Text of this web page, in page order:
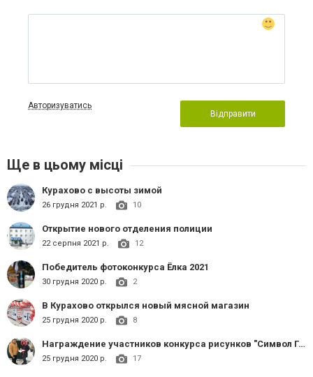
Авторизуватись
Відправити
Ще в цьому місці
Курахово с высоты зимой
26 грудня 2021 р. 10
Открытие нового отделения полиции
22 серпня 2021 р. 12
Победитель фотоконкурса Ёлка 2021
30 грудня 2020 р. 2
В Курахово открылся новый мясной магазин
25 грудня 2020 р. 8
Награждение участников конкурса рисунков "Символ Года 2021"
25 грудня 2020 р. 17